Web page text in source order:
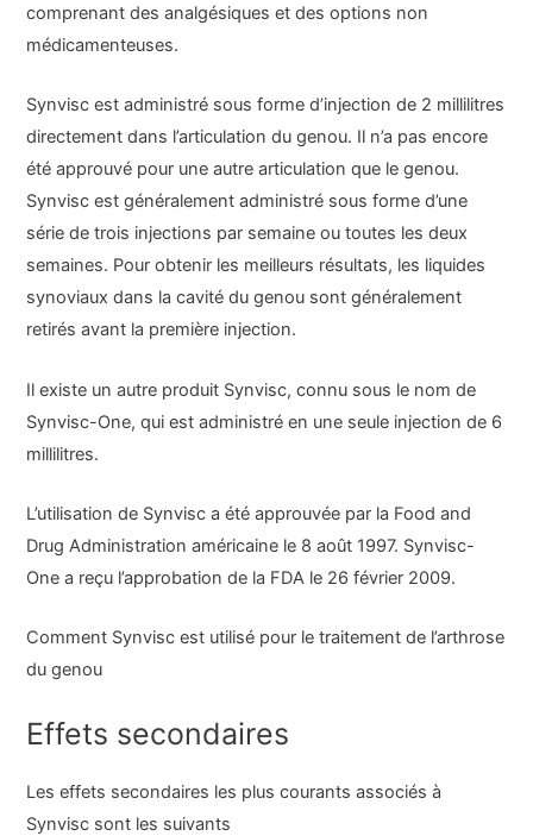
comprenant des analgésiques et des options non
médicamenteuses.
Synvisc est administré sous forme d’injection de 2 millilitres
directement dans l’articulation du genou. Il n’a pas encore
été approuvé pour une autre articulation que le genou.
Synvisc est généralement administré sous forme d’une
série de trois injections par semaine ou toutes les deux
semaines. Pour obtenir les meilleurs résultats, les liquides
synoviaux dans la cavité du genou sont généralement
retirés avant la première injection.
Il existe un autre produit Synvisc, connu sous le nom de
Synvisc-One, qui est administré en une seule injection de 6
millilitres.
L’utilisation de Synvisc a été approuvée par la Food and
Drug Administration américaine le 8 août 1997. Synvisc-
One a reçu l’approbation de la FDA le 26 février 2009.
Comment Synvisc est utilisé pour le traitement de l’arthrose
du genou
Effets secondaires
Les effets secondaires les plus courants associés à
Synvisc sont les suivants